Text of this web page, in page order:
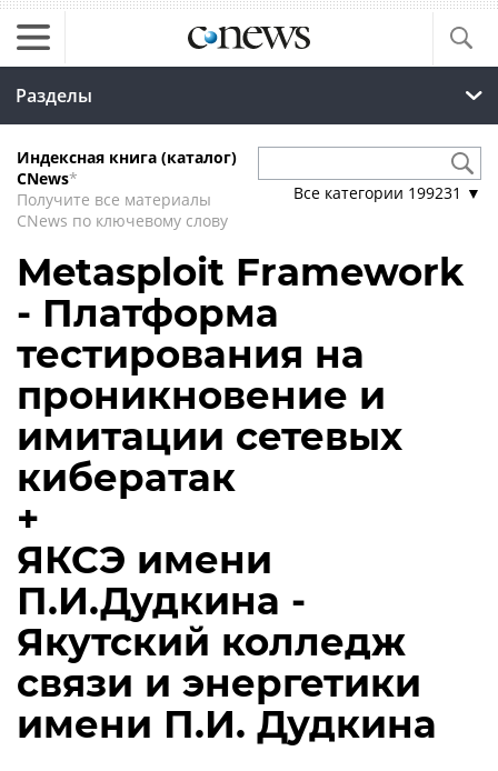
Разделы
Индексная книга (каталог)
CNews*
Получите все материалы
CNews по ключевому слову
Все категории 199231 ▼
Metasploit Framework
- Платформа
тестирования на
проникновение и
имитации сетевых
кибератак
+
ЯКСЭ имени
П.И.Дудкина -
Якутский колледж
связи и энергетики
имени П.И. Дудкина